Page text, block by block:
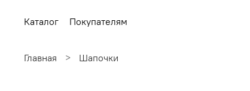
Каталог Покупателям
Главная Шапочки